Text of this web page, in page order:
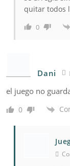
quitar todos
0
Dani
el juego no
0